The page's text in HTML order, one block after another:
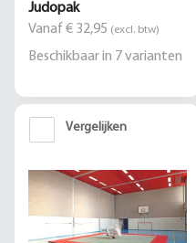
Judopak
Vanaf € 32,95 (excl. btw)
Beschikbaar in 7varianten
Vergelijken